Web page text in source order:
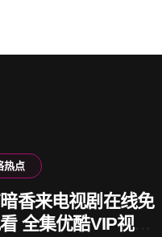
热点
香来电视剧在线免
全集优酷VIP视频